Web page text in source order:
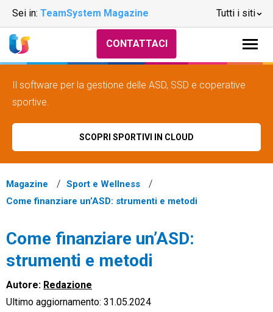
Sei in: TeamSystem Magazine Tutti i siti
CONTATTACI
Il software per la gestione delle ASD, SSD e coperative
sportive.
SCOPRI SPORTIVI IN CLOUD
Magazine
Sport e Wellness
Come finanziare un’ASD: strumenti e metodi
Come finanziare un’ASD:
strumenti e metodi
Autore: Redazione
Ultimo aggiornamento: 31.05.2024